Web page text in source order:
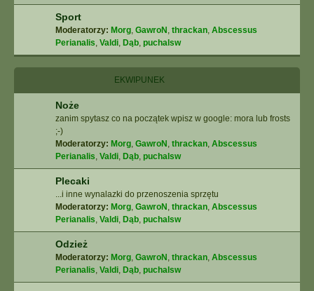
Sport
Moderatorzy: Morg, GawroN , thrackan, Abscessus
Perianalis, Valdi, Dąb, puchalsw
EKWIPUNEK
Noże
zanim spytasz co na początek wpisz w google: mora lub frosts
;-)
Moderatorzy: Morg, GawroN , thrackan, Abscessus
Perianalis, Valdi, Dąb, puchalsw
Plecaki
...i inne wynalazki do przenoszenia sprzętu
Moderatorzy: Morg, GawroN , thrackan, Abscessus
Perianalis, Valdi, Dąb, puchalsw
Odzież
Moderatorzy: Morg, GawroN , thrackan, Abscessus
Perianalis, Valdi, Dąb, puchalsw